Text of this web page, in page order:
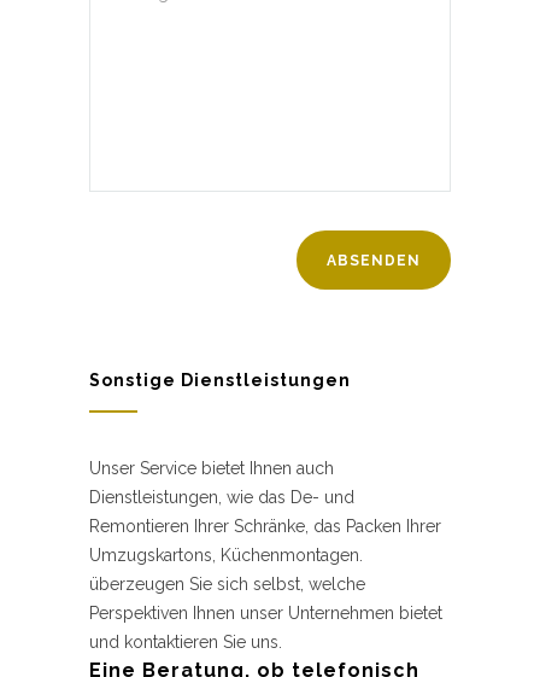
Sonstige Dienstleistungen
Unser Service bietet Ihnen auch
Dienstleistungen, wie das De- und
Remontieren Ihrer Schränke, das Packen Ihrer
Umzugskartons, Küchenmontagen.
überzeugen Sie sich selbst, welche
Perspektiven Ihnen unser Unternehmen bietet
und kontaktieren Sie uns.
Eine Beratung, ob telefonisch